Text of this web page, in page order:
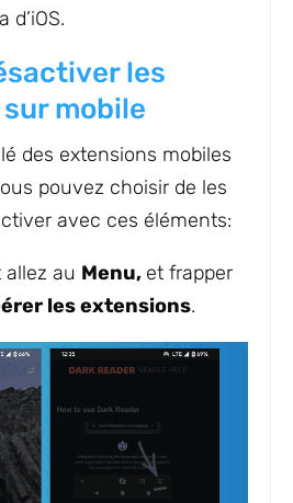
les
mobile
des extensions mobiles
pouvez choisir de les
avec ces éléments:
au Menu, et frapper
les extensions.